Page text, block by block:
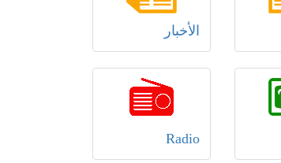
الأخبار
Radio